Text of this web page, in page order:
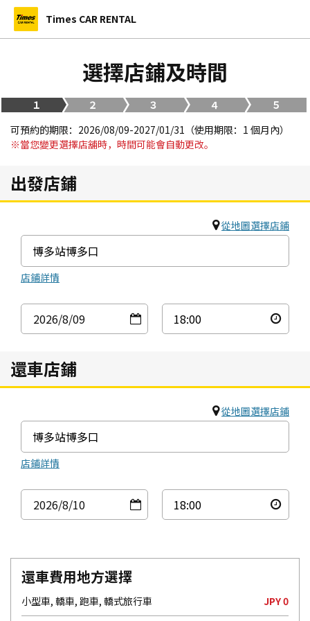
Times CAR RENTAL
選擇店鋪及時間
１ ２ ３ ４
５
可預約的期限：2026/08/09-2027/01/31（使用期限：1 個月內）
※當您變更選擇店舖時，時間可能會自動更改。
出發店鋪
從地圖選擇店鋪
店鋪詳情
2026/8/09
還車店鋪
從地圖選擇店鋪
店鋪詳情
2026/8/10
還車費用地方選擇
小型車, 轎車, 跑車, 轎式旅行車 JPY 0